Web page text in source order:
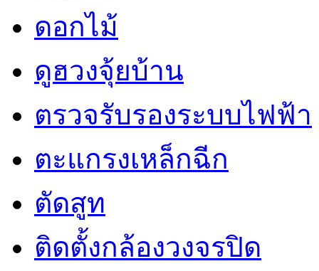
ดอกไม้
ดูฮวงจุ้ยบ้าน
ตรวจรับรองระบบไฟฟ้า
ตะแกรงเหล็กฉีก
ตัดสูท
ติดตั้งกล้องวงจรปิด